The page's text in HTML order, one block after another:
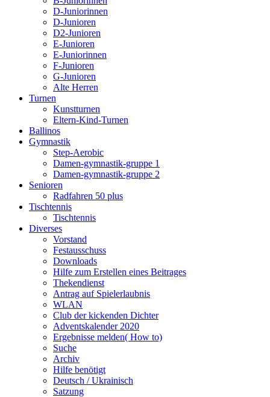
D-Juniorinnen
D-Junioren
D2-Junioren
E-Junioren
E-Juniorinnen
F-Junioren
G-Junioren
Alte Herren
Turnen
Kunstturnen
Eltern-Kind-Turnen
Ballinos
Gymnastik
Step-Aerobic
Damen-gymnastik-gruppe 1
Damen-gymnastik-gruppe 2
Senioren
Radfahren 50 plus
Tischtennis
Tischtennis
Diverses
Vorstand
Festausschuss
Downloads
Hilfe zum Erstellen eines Beitrages
Thekendienst
Antrag auf Spielerlaubnis
WLAN
Club der kickenden Dichter
Adventskalender 2020
Ergebnisse melden( How to)
Suche
Archiv
Hilfe benötigt
Deutsch / Ukrainisch
Satzung